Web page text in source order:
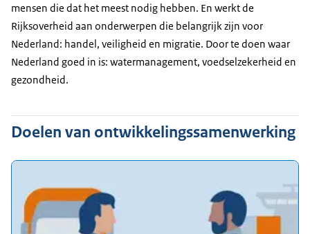
mensen die dat het meest nodig hebben. En werkt de
Rijksoverheid aan onderwerpen die belangrijk zijn voor
Nederland: handel, veiligheid en migratie. Door te doen waar
Nederland goed in is: watermanagement, voedselzekerheid en
gezondheid.
Doelen van ontwikkelingssamenwerking